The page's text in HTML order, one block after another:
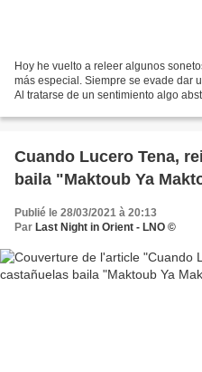
Hoy he vuelto a releer algunos
más especial. Siempre se evade dar
Al tratarse de un sentimiento algo
Cuando Lucero Tena,
baila "Maktoub Ya
Publié le 28/03/2021 à 20:13
Par Last Night in Orient - LNO ©